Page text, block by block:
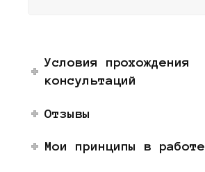
Условия прохождения
консультаций
Отзывы
Мои принципы в работе